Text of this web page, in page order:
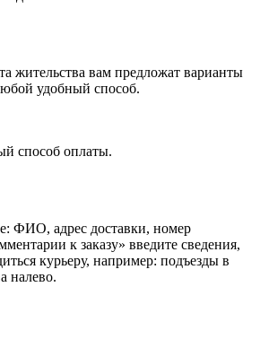
жительства вам предложат варианты
удобный способ.
способ оплаты.
ФИО, адрес доставки, номер
к заказу» введите сведения,
курьеру, например: подъезды в
налево.